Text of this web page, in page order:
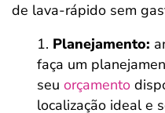
de lava-rápido sem
Planejamento:
faça um
seu orçamento
localização ideal e